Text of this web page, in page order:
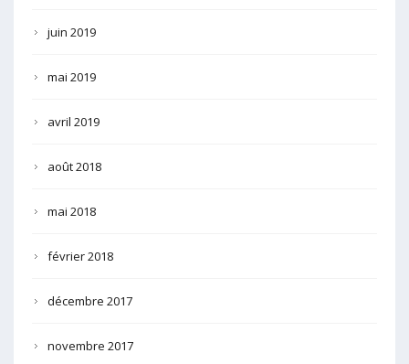
juin 2019
mai 2019
avril 2019
août 2018
mai 2018
février 2018
décembre 2017
novembre 2017